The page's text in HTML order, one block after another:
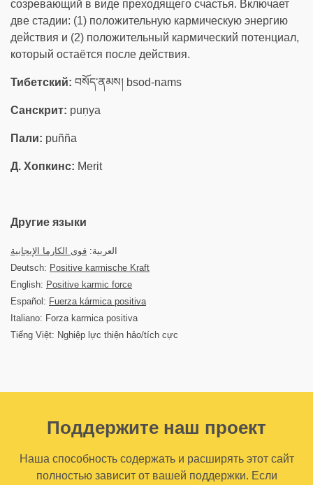
созревающий в виде преходящего счастья. Включает
две стадии: (1) положительную кармическую энергию
действия и (2) положительный кармический потенциал,
который остаётся после действия.
Тибетский: བསོད་ནམས། bsod-nams
Санскрит: puṇya
Пали: puñña
Д. Хопкинс: Merit
Другие языки
العربية: قوى الكارما الإيجابية
Deutsch: Positive karmische Kraft
English: Positive karmic force
Español: Fuerza kármica positiva
Italiano: Forza karmica positiva
Tiếng Việt: Nghiệp lực thiện hảo/tích cực
Поддержите наш проект
Наша способность содержать и расширять этот сайт
полностью зависит от вашей поддержки. Если